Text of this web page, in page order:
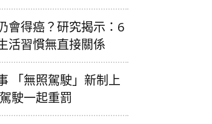
會得癌？研究揭示：6
活習慣無直接關係
「無照駕駛」新制上
駛一起重罰